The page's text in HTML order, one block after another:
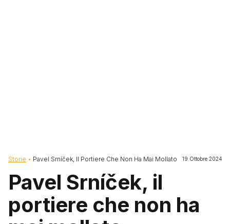
Briciole di pane
Storie Pavel Srníček, Il Portiere Che Non Ha Mai Mollato 19 Ottobre 2024
Pavel Srníček, il
portiere che non ha